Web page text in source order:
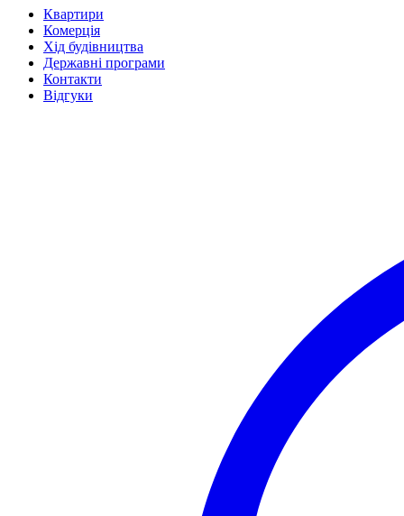
Квартири
Комерція
Хід будівництва
Державні програми
Контакти
Відгуки